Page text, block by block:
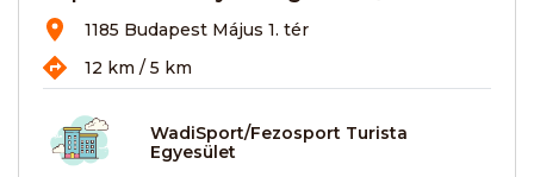
1185 Budapest Május 1. tér
12 km / 5 km
WadiSport/Fezosport Turista
Egyesület